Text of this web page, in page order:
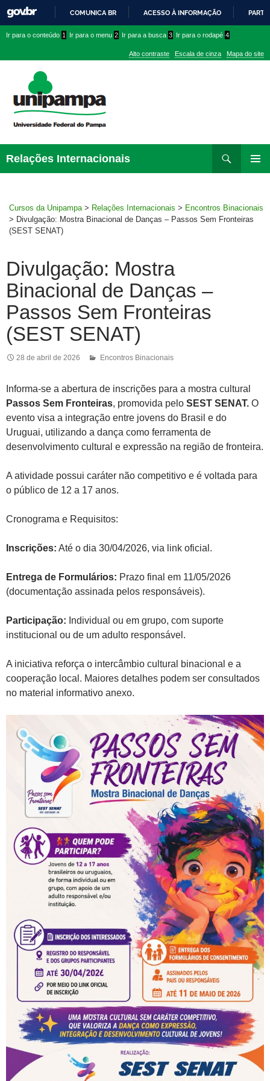
PARA
CONTEÚDO
COMUNICA BR ACESSO À INFORMAÇÃO
conteúdo
menu
superior
menu
Ir para o conteúdo 1 Ir para o menu 2 Ir para a busca 3 Ir para o rodapé 4
Alto contraste Escala de cinza Mapa do site
Relações Internacionais
Cursos da Unipampa > Relações Internacionais > Encontros Binacionais
> Divulgação: Mostra Binacional de Danças – Passos Sem Fronteiras
(SEST SENAT)
Divulgação: Mostra
Binacional de Danças –
Passos Sem Fronteiras
(SEST SENAT)
28 de abril de 2026 Encontros Binacionais
Informa-se a abertura de inscrições para a mostra cultural
Passos Sem Fronteiras, promovida pelo SEST SENAT. O
evento visa a integração entre jovens do Brasil e do
Uruguai, utilizando a dança como ferramenta de
desenvolvimento cultural e expressão na região de fronteira.
A atividade possui caráter não competitivo e é voltada para
o público de 12 a 17 anos.
Cronograma e Requisitos:
Inscrições: Até o dia 30/04/2026, via link oficial.
Entrega de Formulários: Prazo final em 11/05/2026
(documentação assinada pelos responsáveis).
Participação: Individual ou em grupo, com suporte
institucional ou de um adulto responsável.
A iniciativa reforça o intercâmbio cultural binacional e a
cooperação local. Maiores detalhes podem ser consultados
no material informativo anexo.